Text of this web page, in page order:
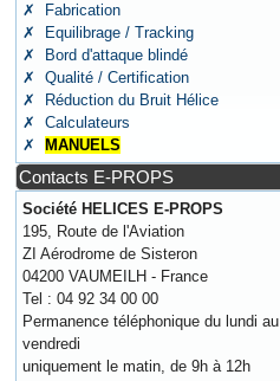
✗ Fabrication
✗ Equilibrage / Tracking
✗ Bord d'attaque blindé
✗ Qualité / Certification
✗ Réduction du Bruit Hélice
✗ Calculateurs
✗
MANUELS
Contacts E-PROPS
Société HELICES E-PROPS
195, Route de l'Aviation
ZI Aérodrome de Sisteron
04200 VAUMEILH - France
Tel : 04 92 34 00 00
Permanence téléphonique du lundi au
vendredi
uniquement le matin, de 9h à 12h